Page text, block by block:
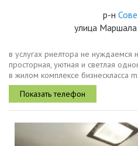
р-н
улица Маршала
в услугах риелтора не нуждаемся
просторная, уютная и светлая
в жилом комплексе бизнескласса
полностью готова к продаже
долгов. в...